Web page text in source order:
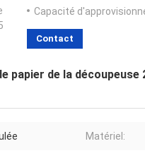
Capacité
Contact
papier de la découpeuse
Matériel: